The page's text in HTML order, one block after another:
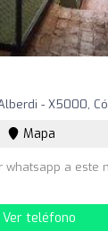
- X5000,
Mapa
whatsapp a este
Ver teléfono